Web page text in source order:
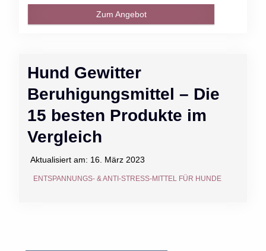
Hund Gewitter
Beruhigungsmittel – Die
15 besten Produkte im
Vergleich
Aktualisiert am: 16. März 2023
ENTSPANNUNGS- & ANTI-STRESS-MITTEL FÜR HUNDE
Zum Angebot